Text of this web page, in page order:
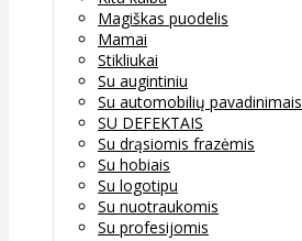
Magiškas puodelis
Mamai
Stikliukai
Su augintiniu
Su automobilių pavadinimais
SU DEFEKTAIS
Su drąsiomis frazėmis
Su hobiais
Su logotipu
Su nuotraukomis
Su profesijomis